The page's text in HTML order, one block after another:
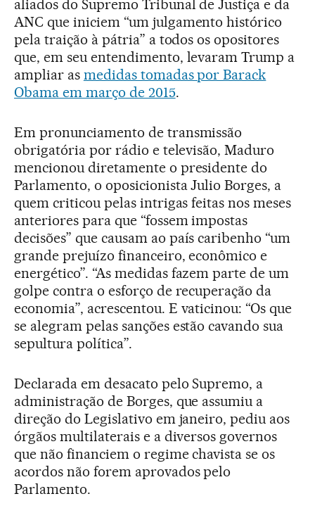
aliados do Supremo Tribunal de Justiça e da
ANC que iniciem “um julgamento histórico
pela traição à pátria” a todos os opositores
que, em seu entendimento, levaram Trump a
ampliar as medidas tomadas por Barack
Obama em março de 2015.
Em pronunciamento de transmissão
obrigatória por rádio e televisão, Maduro
mencionou diretamente o presidente do
Parlamento, o oposicionista Julio Borges, a
quem criticou pelas intrigas feitas nos meses
anteriores para que “fossem impostas
decisões” que causam ao país caribenho “um
grande prejuízo financeiro, econômico e
energético”. “As medidas fazem parte de um
golpe contra o esforço de recuperação da
economia”, acrescentou. E vaticinou: “Os que
se alegram pelas sanções estão cavando sua
sepultura política”.
Declarada em desacato pelo Supremo, a
administração de Borges, que assumiu a
direção do Legislativo em janeiro, pediu aos
órgãos multilaterais e a diversos governos
que não financiem o regime chavista se os
acordos não forem aprovados pelo
Parlamento.